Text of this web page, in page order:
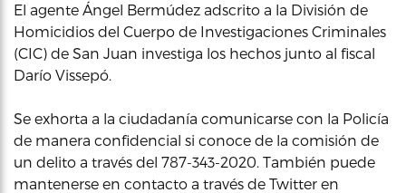
El agente Ángel Bermúdez adscrito a la División de
Homicidios del Cuerpo de Investigaciones Criminales
(CIC) de San Juan investiga los hechos junto al fiscal
Darío Vissepó.
Se exhorta a la ciudadanía comunicarse con la Policía
de manera confidencial si conoce de la comisión de
un delito a través del 787-343-2020. También puede
mantenerse en contacto a través de Twitter en